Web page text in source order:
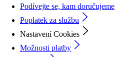
Podívejte se, kam doručujeme
Poplatek za službu
Nastavení Cookies
Možnosti platby